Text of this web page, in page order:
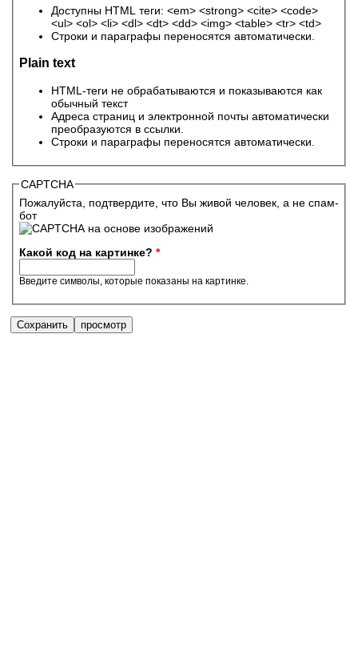
Доступны HTML теги: <em> <strong> <cite> <code>
<ul> <ol> <li> <dl> <dt> <dd> <img> <table> <tr> <td>
Строки и параграфы переносятся автоматически.
Plain text
HTML-теги не обрабатываются и показываются как
обычный текст
Адреса страниц и электронной почты автоматически
преобразуются в ссылки.
Строки и параграфы переносятся автоматически.
CAPTCHA
Пожалуйста, подтвердите, что Вы живой человек, а не спам-
бот
Какой код на картинке? *
Введите символы, которые показаны на картинке.